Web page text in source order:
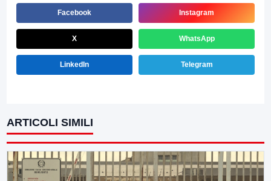
Facebook Instagram
X WhatsApp
LinkedIn Telegram
ARTICOLI SIMILI